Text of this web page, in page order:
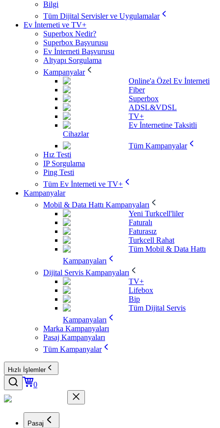
Bilgi
Tüm Dijital Servisler ve Uygulamalar
Ev İnterneti ve TV+
Superbox Nedir?
Superbox Başvurusu
Ev İnterneti Başvurusu
Altyapı Sorgulama
Kampanyalar
Online'a Özel Ev İnterneti
Fiber
Superbox
ADSL&VDSL
TV+
Ev İnternetine Taksitli
Cihazlar
Tüm Kampanyalar
Hız Testi
IP Sorgulama
Ping Testi
Tüm Ev İnterneti ve TV+
Kampanyalar
Mobil & Data Hattı Kampanyaları
Yeni Turkcell'liler
Faturalı
Faturasız
Turkcell Rahat
Tüm Mobil & Data Hattı
Kampanyaları
Dijital Servis Kampanyaları
TV+
Lifebox
Bip
Tüm Dijital Servis
Kampanyaları
Marka Kampanyaları
Pasaj Kampanyaları
Tüm Kampanyalar
Hızlı İşlemler
0
Pasaj